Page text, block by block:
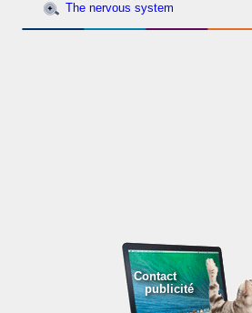
The nervous system
Contact
publicité